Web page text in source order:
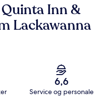
Inn &
Lackawanna
6,6
Service og personale